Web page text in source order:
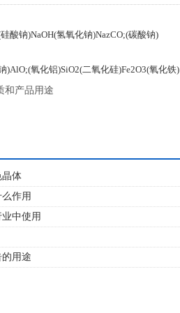
酸钠)NaOH(氢氧化钠)NazCO;(碳酸钠)
)AlO;(氧化铝)SiO2(二氧化硅)Fe2O3(氧化铁)
和产品用途
晶体
作用
中使用
用途